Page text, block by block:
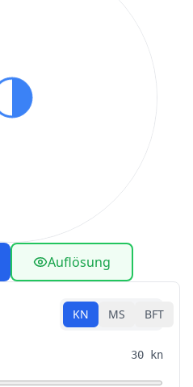
Auflösung
KN MS BFT
30 kn